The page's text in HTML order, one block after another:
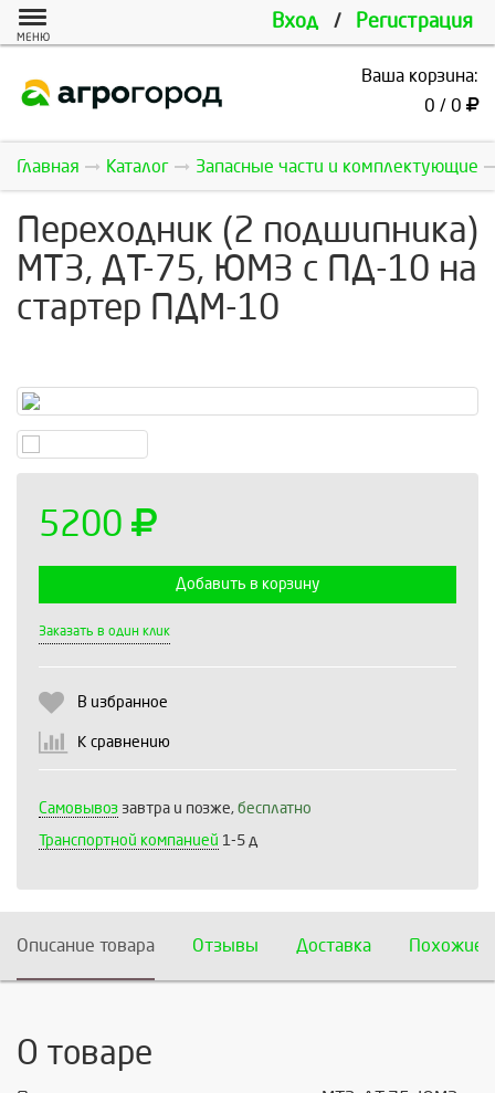
Вход / Регистрация
МЕНЮ
Ваша корзина:
0 / 0
Главная Каталог Запасные части и комплектующие
Переходник (2 подшипника)
МТЗ, ДТ-75, ЮМЗ с ПД-10 на
стартер ПДМ-10
5200
Добавить в корзину
Заказать в один клик
В избранное
К сравнению
Самовывоз завтра и позже, бесплатно
Транспортной компанией 1-5 д
Описание товара Отзывы Доставка Похожие
О товаре